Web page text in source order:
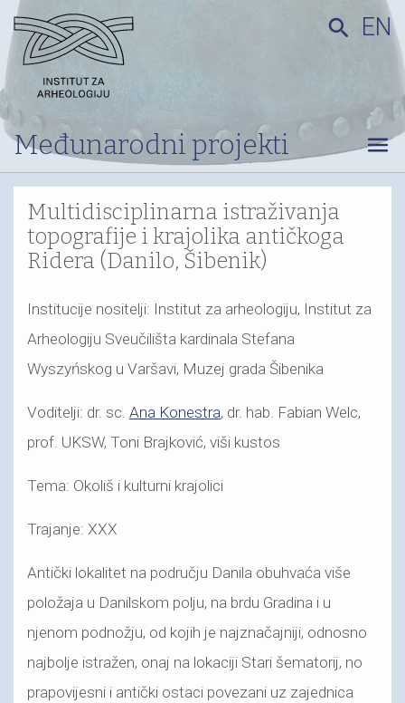
Međunarodni projekti
search EN
menu
Multidisciplinarna istraživanja
topografije i krajolika antičkoga
Ridera (Danilo, Šibenik)
Institucije nositelji: Institut za arheologiju, Institut za
Arheologiju Sveučilišta kardinala Stefana
Wyszyńskog u Varšavi, Muzej grada Šibenika
Voditelji: dr. sc. Ana Konestra, dr. hab. Fabian Welc,
prof. UKSW, Toni Brajković, viši kustos
Tema: Okoliš i kulturni krajolici
Trajanje: XXX
Antički lokalitet na području Danila obuhvaća više
položaja u Danilskom polju, na brdu Gradina i u
njenom podnožju, od kojih je najznačajniji, odnosno
najbolje istražen, onaj na lokaciji Stari šematorij, no
prapovijesni i antički ostaci povezani uz zajednica